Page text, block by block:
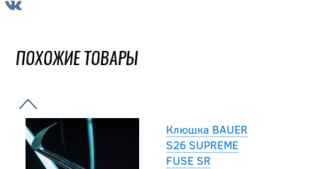
ПОХОЖИЕ ТОВАРЫ
Клюшка BAUER
S26 SUPREME
FUSE SR